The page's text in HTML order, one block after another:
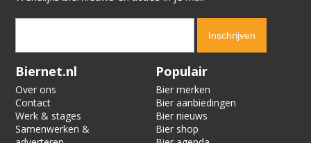
Verification code:
Biernet.nl
Over ons
Contact
Werk & stages
Samenwerken &
Populair
Bier merken
Bier aanbiedingen
Bier nieuws
Bier shop